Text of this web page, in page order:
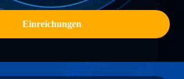
Einreichungen